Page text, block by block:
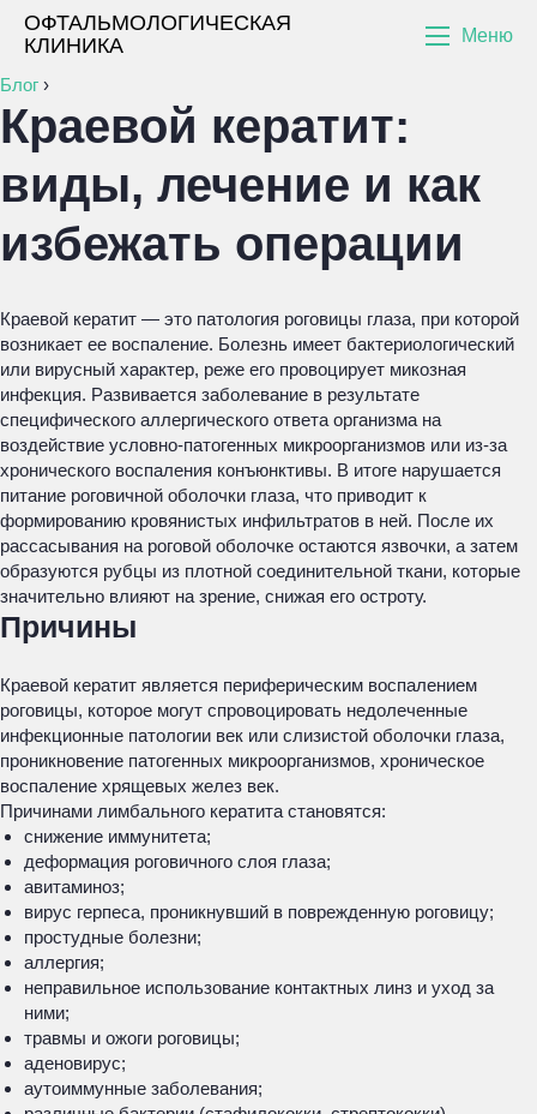
ОФТАЛЬМОЛОГИЧЕСКАЯ
КЛИНИКА
Меню
Блог ›
Краевой кератит:
виды, лечение и как
избежать операции
Краевой кератит — это патология роговицы глаза, при которой
возникает ее воспаление. Болезнь имеет бактериологический
или вирусный характер, реже его провоцирует микозная
инфекция. Развивается заболевание в результате
специфического аллергического ответа организма на
воздействие условно-патогенных микроорганизмов или из-за
хронического воспаления конъюнктивы. В итоге нарушается
питание роговичной оболочки глаза, что приводит к
формированию кровянистых инфильтратов в ней. После их
рассасывания на роговой оболочке остаются язвочки, а затем
образуются рубцы из плотной соединительной ткани, которые
значительно влияют на зрение, снижая его остроту.
Причины
Краевой кератит является периферическим воспалением
роговицы, которое могут спровоцировать недолеченные
инфекционные патологии век или слизистой оболочки глаза,
проникновение патогенных микроорганизмов, хроническое
воспаление хрящевых желез век.
Причинами лимбального кератита становятся:
снижение иммунитета;
деформация роговичного слоя глаза;
авитаминоз;
вирус герпеса, проникнувший в поврежденную роговицу;
простудные болезни;
аллергия;
неправильное использование контактных линз и уход за
ними;
травмы и ожоги роговицы;
аденовирус;
аутоиммунные заболевания;